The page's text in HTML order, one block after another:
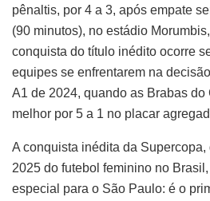
pênaltis, por 4 a 3, após empate
(90 minutos), no estádio
conquista do título inédito ocorre
equipes se enfrentarem na
A1 de 2024, quando as Brabas
melhor por 5 a 1 no placar
A conquista inédita da Supercopa,
2025 do futebol feminino no
especial para o São Paulo: é o